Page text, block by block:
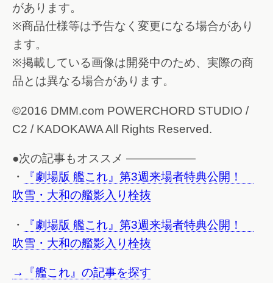
があります。
※商品仕様等は予告なく変更になる場合があり
ます。
※掲載している画像は開発中のため、実際の商
品とは異なる場合があります。
©2016 DMM.com POWERCHORD STUDIO /
C2 / KADOKAWA All Rights Reserved.
●次の記事もオススメ ——————
・
『劇場版 艦これ』第3週来場者特典公開！
吹雪・大和の艦影入り栓抜
・
『劇場版 艦これ』第3週来場者特典公開！
吹雪・大和の艦影入り栓抜
→『艦これ』の記事を探す